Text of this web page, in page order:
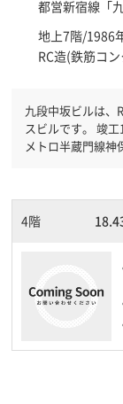
都営新宿線「
地上7階/1986
RC造(鉄筋コ
九段中坂ビルは、
スビルです。 竣工1986年、都営新宿線九段下駅徒歩2分です。東京
メトロ半蔵門線
日・祝日も利用可
す。駐車場もあり
4階